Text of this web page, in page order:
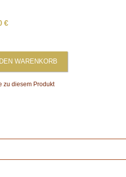
€
DEN WARENKORB
zu diesem Produkt